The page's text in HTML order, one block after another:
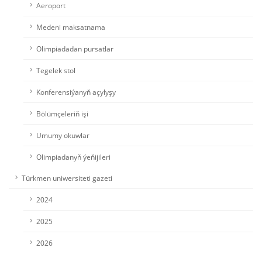
Aeroport
Medeni maksatnama
Olimpiadadan pursatlar
Tegelek stol
Konferensiýanyň açylyşy
Bölümçeleriň işi
Umumy okuwlar
Olimpiadanyň ýeňijileri
Türkmen uniwersiteti gazeti
2024
2025
2026